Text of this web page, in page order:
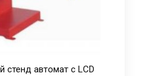
стенд автомат с LCD